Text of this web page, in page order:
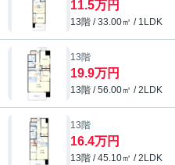
11.5万円
13階 / 33.00㎡ / 1LDK
13階
19.9万円
13階 / 56.00㎡ / 2LDK
13階
16.4万円
13階 / 45.10㎡ / 2LDK